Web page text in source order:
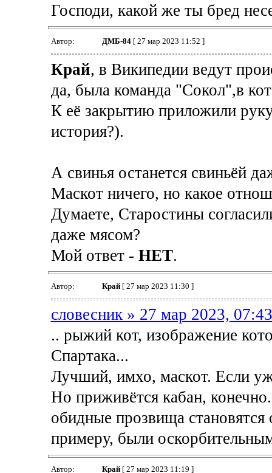
Господи, какой же ты бред
Автор: ДМБ-84[ 27 мар 2023 11:52 ]
Край, в Википедии ведут
да, была команда "Сокол",в
К её закрытию приложили
история?).
А свинья останется свиньёй
Маскот ничего, но какое
Думаете, Старостины
даже мясом?
Мой ответ - НЕТ.
Автор: Край[ 27 мар 2023 11:30 ]
словесник » 27 мар 2023, 07:43
.. рыжий кот, изображение
Спартака...
Лучший, имхо, маскот. Если
Но приживётся кабан,
обидные прозвища
примеру, были
Автор: Край[ 27 мар 2023 11:19 ]